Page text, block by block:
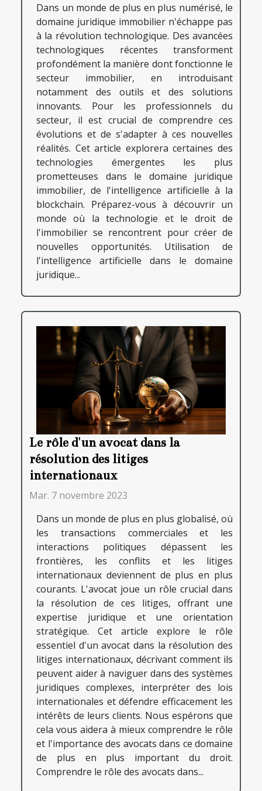
Dans un monde de plus en plus numérisé, le
domaine juridique immobilier n'échappe pas
à la révolution technologique. Des avancées
technologiques récentes transforment
profondément la manière dont fonctionne le
secteur immobilier, en introduisant
notamment des outils et des solutions
innovants. Pour les professionnels du
secteur, il est crucial de comprendre ces
évolutions et de s'adapter à ces nouvelles
réalités. Cet article explorera certaines des
technologies émergentes les plus
prometteuses dans le domaine juridique
immobilier, de l'intelligence artificielle à la
blockchain. Préparez-vous à découvrir un
monde où la technologie et le droit de
l'immobilier se rencontrent pour créer de
nouvelles opportunités. Utilisation de
l'intelligence artificielle dans le domaine
juridique...
Le rôle d'un avocat dans la
résolution des litiges
internationaux
Mar. 7 novembre 2023
Dans un monde de plus en plus globalisé, où
les transactions commerciales et les
interactions politiques dépassent les
frontières, les conflits et les litiges
internationaux deviennent de plus en plus
courants. L'avocat joue un rôle crucial dans
la résolution de ces litiges, offrant une
expertise juridique et une orientation
stratégique. Cet article explore le rôle
essentiel d'un avocat dans la résolution des
litiges internationaux, décrivant comment ils
peuvent aider à naviguer dans des systèmes
juridiques complexes, interpréter des lois
internationales et défendre efficacement les
intérêts de leurs clients. Nous espérons que
cela vous aidera à mieux comprendre le rôle
et l'importance des avocats dans ce domaine
de plus en plus important du droit.
Comprendre le rôle des avocats dans...